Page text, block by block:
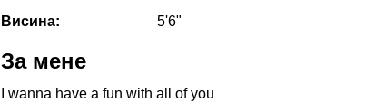
Висина: 5'6"
За мене
I wanna have a fun with all of you